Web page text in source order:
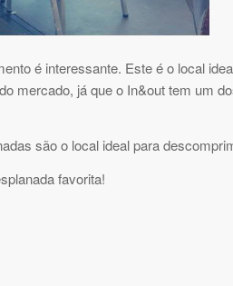
é interessante. Este é o local
mercado, já que o In&out tem um
são o local ideal para
favorita!